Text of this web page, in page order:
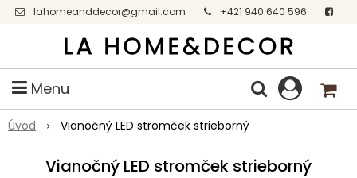
lahomeanddecor@gmail.com
+421 940 640 596
Facebook
Menu
Úvod Vianočný LED stromček strieborný
Vianočný LED stromček strieborný